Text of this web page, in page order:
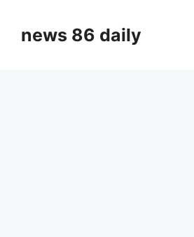
contentnews 86 daily